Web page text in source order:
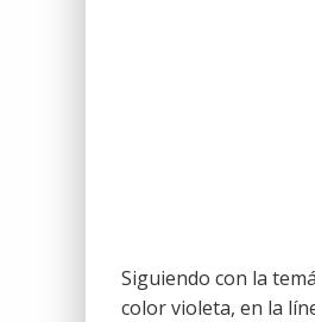
Siguiendo con la
color violeta, en la